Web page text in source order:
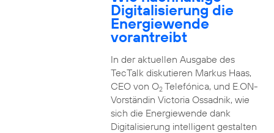
Digitalisierung die
Energiewende
vorantreibt
In der aktuellen Ausgabe des
TecTalk diskutieren Markus Haas,
CEO von O2Telefónica, und E.ON-
Vorständin Victoria Ossadnik, wie
sich die Energiewende dank
Digitalisierung intelligent gestalten